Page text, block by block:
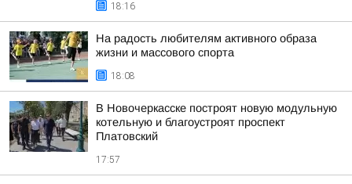
18:16
На радость любителям активного образа
жизни и массового спорта
18:08
В Новочеркасске построят новую модульную
котельную и благоустроят проспект
Платовский
17:57